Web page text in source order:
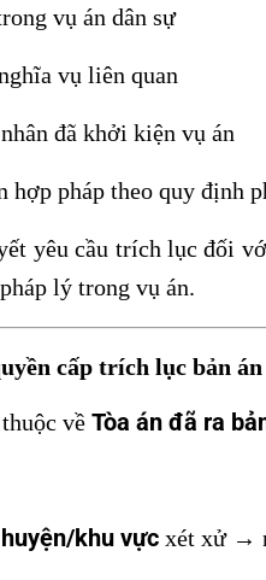
vụ án dân sự
vụ liên quan
đã khởi kiện vụ án
hợp pháp theo quy định
yêu cầu trích lục đối
lý trong vụ án.
cấp trích lục bản án
về Tòa án đã ra
khu vực xét xử →